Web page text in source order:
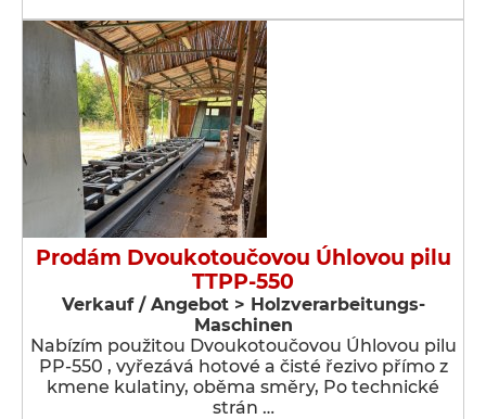
Prodám Dvoukotoučovou Úhlovou pilu
TTPP-550
Verkauf / Angebot > Holzverarbeitungs-
Maschinen
Nabízím použitou Dvoukotoučovou Úhlovou pilu
PP-550 , vyřezává hotové a čisté řezivo přímo z
kmene kulatiny, oběma směry, Po technické
strán …